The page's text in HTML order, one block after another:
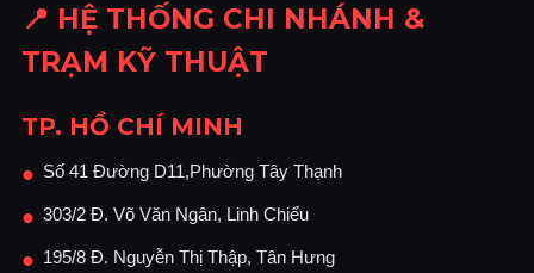
📍 HỆ THỐNG CHI NHÁNH &
TRẠM KỸ THUẬT
TP. HỒ CHÍ MINH
● Số 41 Đường D11,Phường Tây Thạnh
● 303/2 Đ. Võ Văn Ngân, Linh Chiểu
● 195/8 Đ. Nguyễn Thị Thập, Tân Hưng